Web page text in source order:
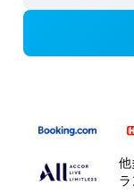
他
ラ